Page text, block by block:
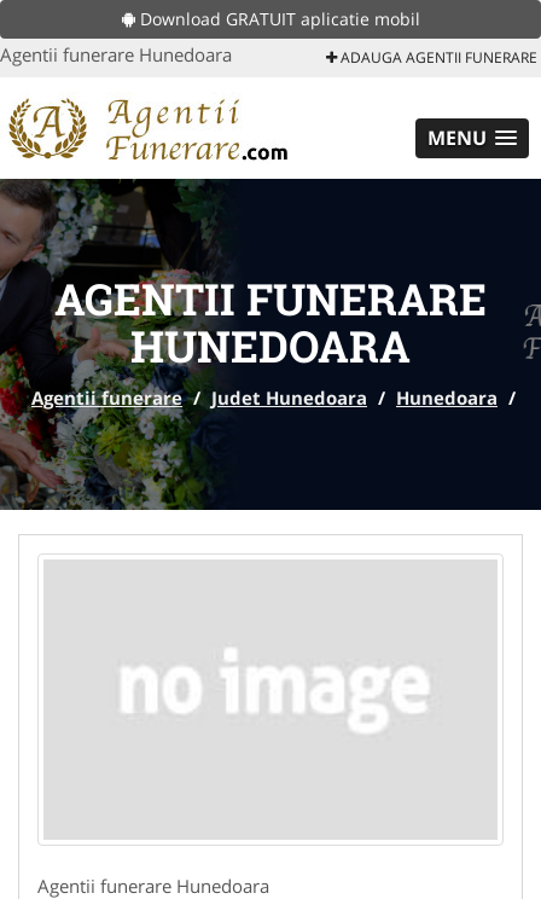
Download GRATUIT aplicatie mobil
Agentii funerare Hunedoara ADAUGA AGENTII FUNERARE
MENU
AGENTII FUNERARE
HUNEDOARA
Agentii funerare / Judet Hunedoara / Hunedoara /
Agentii funerare Hunedoara